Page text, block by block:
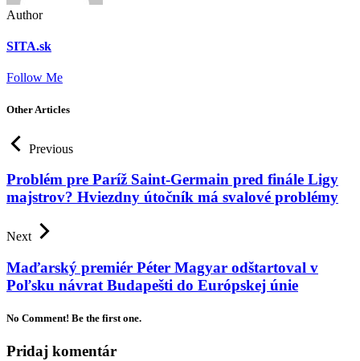
Author
SITA.sk
Follow Me
Other Articles
Previous
Problém pre Paríž Saint-Germain pred finále Ligy
majstrov? Hviezdny útočník má svalové problémy
Next
Maďarský premiér Péter Magyar odštartoval v
Poľsku návrat Budapešti do Európskej únie
No Comment! Be the first one.
Pridaj komentár